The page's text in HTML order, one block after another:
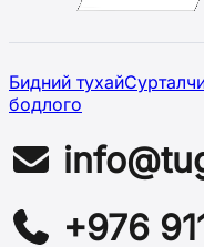
Бидний тухай
бодлого
+976